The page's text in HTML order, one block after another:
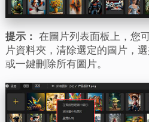
提示： 在圖片列表面板上，您
片資料夾，清除選定的圖片，
或一鍵刪除所有圖片。